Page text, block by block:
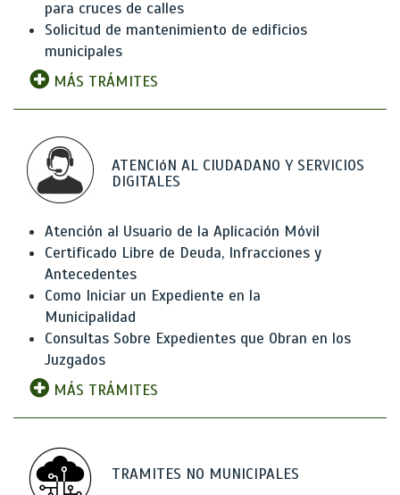
para cruces de calles
Solicitud de mantenimiento de edificios
municipales
MÁS TRÁMITES
ATENCIóN AL CIUDADANO Y SERVICIOS
DIGITALES
Atención al Usuario de la Aplicación Móvil
Certificado Libre de Deuda, Infracciones y
Antecedentes
Como Iniciar un Expediente en la
Municipalidad
Consultas Sobre Expedientes que Obran en los
Juzgados
MÁS TRÁMITES
TRAMITES NO MUNICIPALES